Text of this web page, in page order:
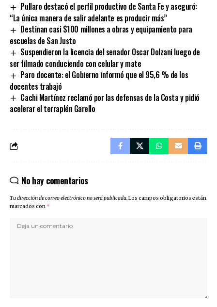
Pullaro destacó el perfil productivo de Santa Fe y aseguró:
“La única manera de salir adelante es producir más”
Destinan casi $100 millones a obras y equipamiento para
escuelas de San Justo
Suspendieron la licencia del senador Oscar Dolzani luego de
ser filmado conduciendo con celular y mate
Paro docente: el Gobierno informó que el 95,6 % de los
docentes trabajó
Cachi Martínez reclamó por las defensas de la Costa y pidió
acelerar el terraplén Garello
No hay comentarios
Tu dirección de correo electrónico no será publicada.Los campos obligatorios están
marcados con *